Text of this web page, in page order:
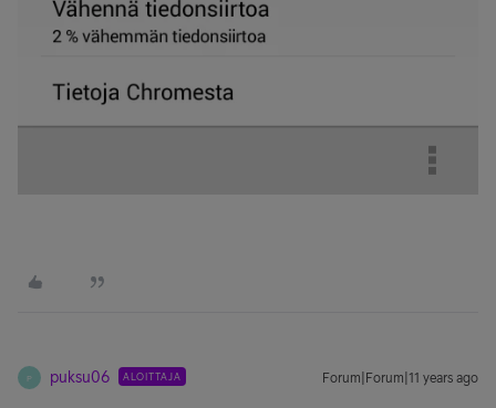
P puksu06 ALOITTAJA Forum|Forum|11 years ago